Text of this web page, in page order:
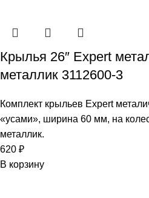
Крылья 26″ Expert
металлик 3112600-3
Комплект крыльев Expert
«усами», ширина 60 мм, на
металлик.
620 ₽
В корзину